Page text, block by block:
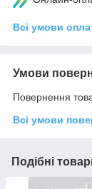
Всі умови
Умови
Повернення
Всі умови
Подібні